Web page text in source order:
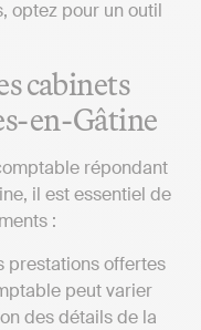
optez pour un outil
cabinets
en-Gâtine
répondant
il est essentiel de
:
prestations offertes
peut varier
des détails de la